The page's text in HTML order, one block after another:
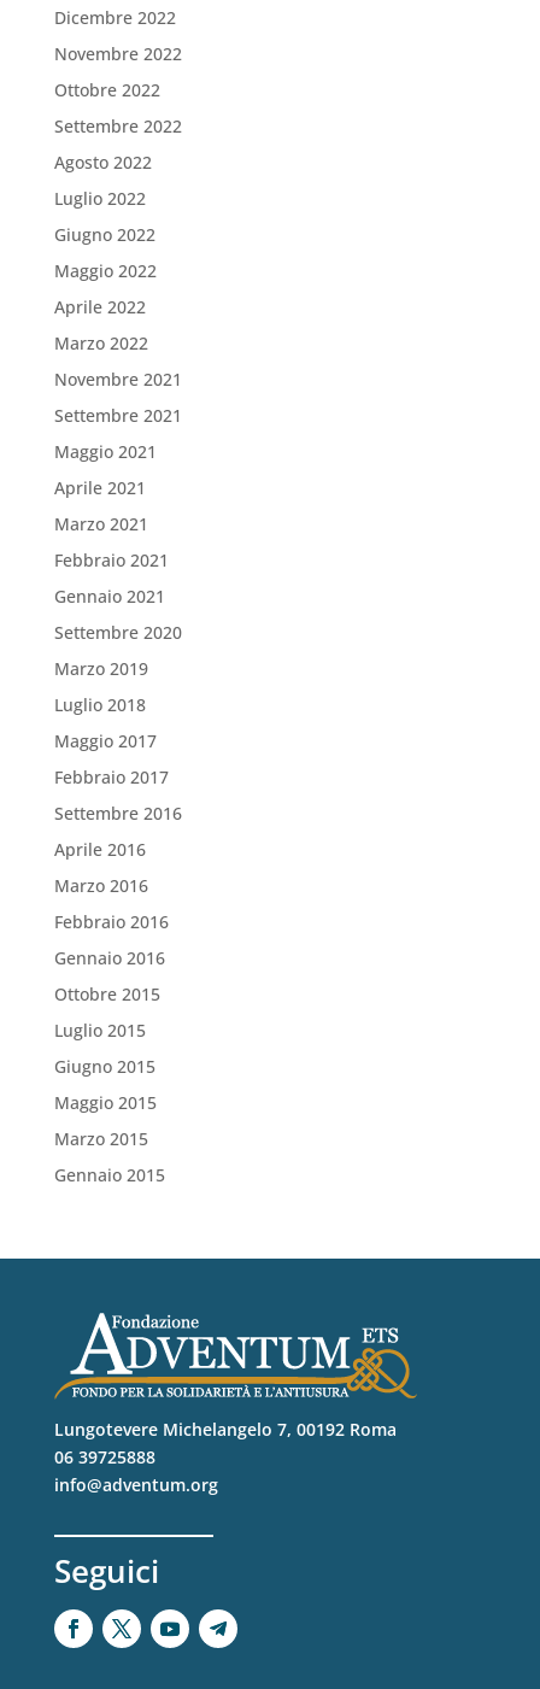
Dicembre 2022
Novembre 2022
Ottobre 2022
Settembre 2022
Agosto 2022
Luglio 2022
Giugno 2022
Maggio 2022
Aprile 2022
Marzo 2022
Novembre 2021
Settembre 2021
Maggio 2021
Aprile 2021
Marzo 2021
Febbraio 2021
Gennaio 2021
Settembre 2020
Marzo 2019
Luglio 2018
Maggio 2017
Febbraio 2017
Settembre 2016
Aprile 2016
Marzo 2016
Febbraio 2016
Gennaio 2016
Ottobre 2015
Luglio 2015
Giugno 2015
Maggio 2015
Marzo 2015
Gennaio 2015
Lungotevere Michelangelo 7, 00192 Roma
06 39725888
info@adventum.org
Seguici